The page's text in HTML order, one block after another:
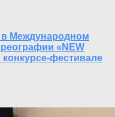
Международном
«NEW
фестивале